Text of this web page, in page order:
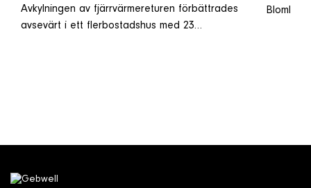
Avkylningen av fjärrvärmereturen förbättrades
avsevärt i ett flerbostadshus med 23…